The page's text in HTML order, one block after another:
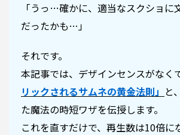
「うっ…確かに、適当なスクショに
だったかも…」
それです。
本記事では、デザインセンスがなく
リックされるサムネの黄金法則」 と
た魔法の時短ワザを伝授します。
これを直すだけで、再生数は10倍に